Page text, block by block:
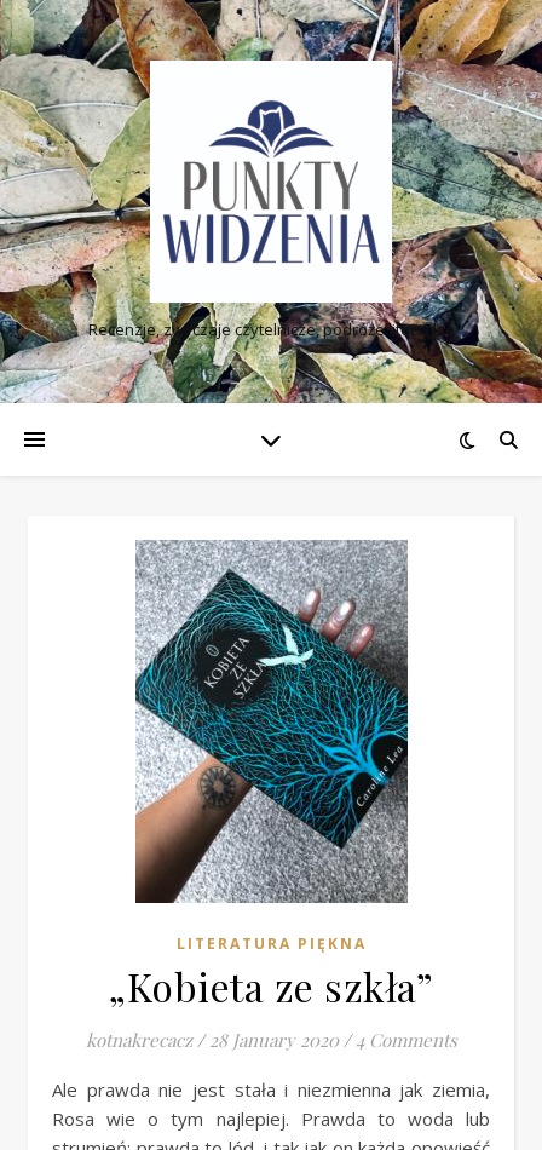
Recenzje, zwyczaje czytelnicze, podróże literackie
LITERATURA PIĘKNA
„Kobieta ze szkła”
kotnakrecacz / 28 January 2020 / 4 Comments
Ale prawda nie jest stała i niezmienna jak ziemia,
Rosa wie o tym najlepiej. Prawda to woda lub